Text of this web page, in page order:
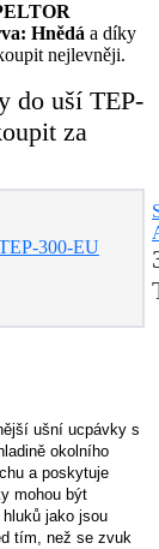
Hnědá a díky
nejlevněji.
do uší TEP-
za
ušní ucpávky s
okolního
a poskytuje
mohou být
jako jsou
tím, než se zvuk